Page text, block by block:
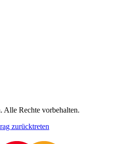
Rechte vorbehalten.
zurücktreten